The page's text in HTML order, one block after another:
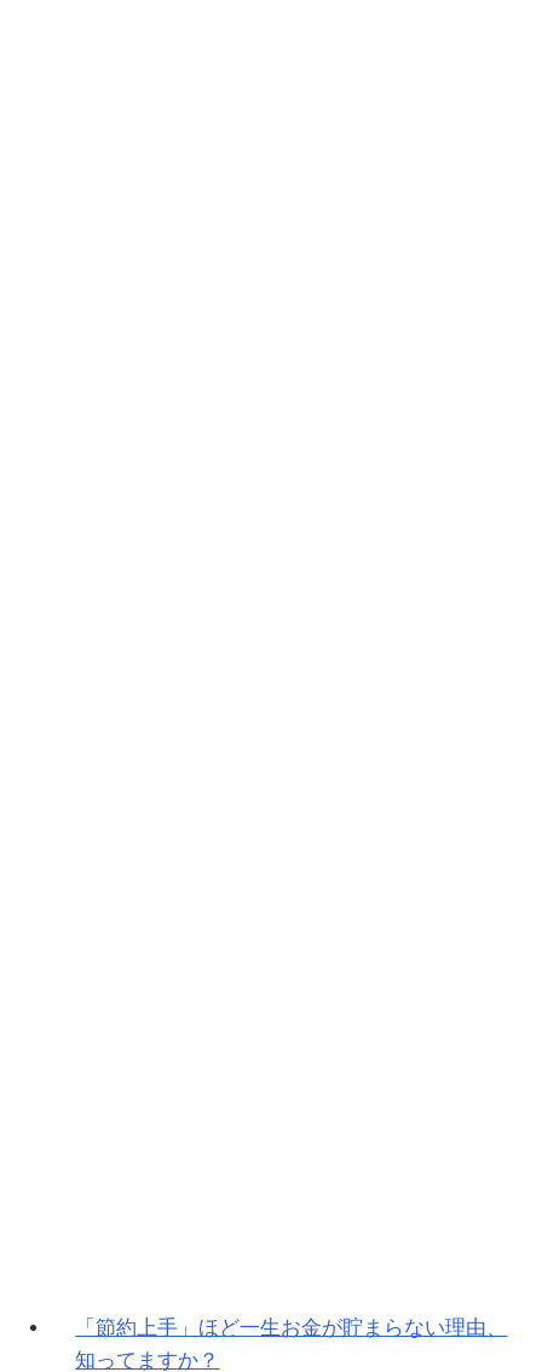
「節約上手」ほど一生お金が貯まらない理由、
知ってますか？